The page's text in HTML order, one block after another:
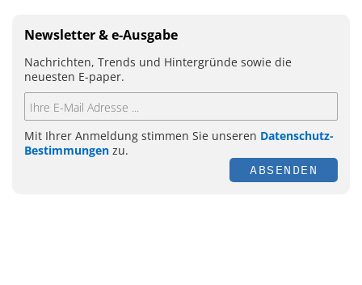
Newsletter & e-Ausgabe
Nachrichten, Trends und Hintergründe sowie die
neuesten E-paper.
Mit Ihrer Anmeldung stimmen Sie unseren Datenschutz-
Bestimmungen zu.
ABSENDEN